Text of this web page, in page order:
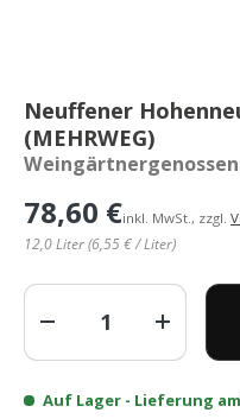
Neuffener
(MEHRWEG)
78,60 €
12,0 Liter (6,55 € / Liter)
inkl. MwSt., zzgl.
Anzahl
-
+
Auf Lager - Lieferung